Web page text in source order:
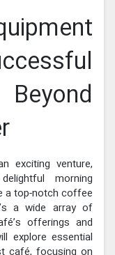
exciting venture,
morning
a top-notch coffee
a wide array of
offerings and
explore essential